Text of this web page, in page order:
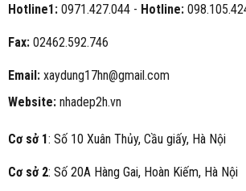
Hotline1:0971.427.044 - Hotline:
Fax:02462.592.746
Email:xaydung17hn@gmail.com
Website:nhadep2h.vn
Cơ sở 1: Số 10 Xuân Thủy, Cầu giấy, Hà Nội
Cơ sở 2: Số 20A Hàng Gai, Hoàn Kiếm, Hà Nội